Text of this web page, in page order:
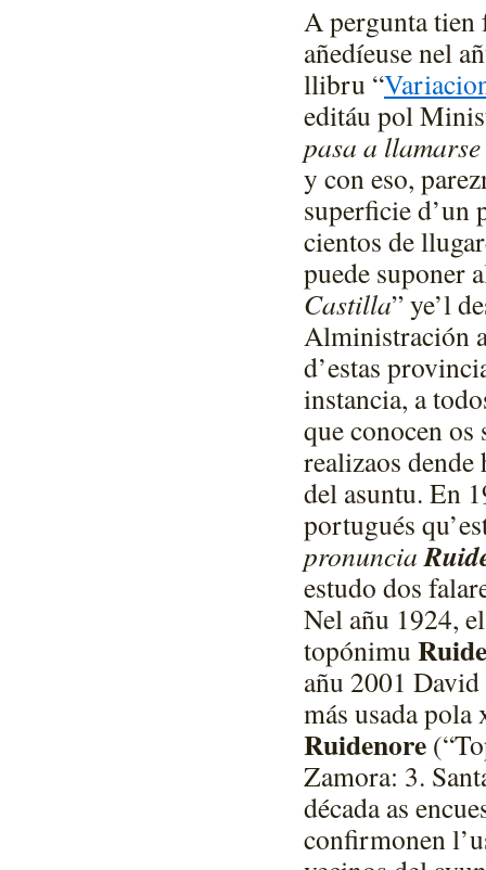
A pergunta tien
añedíeuse nel
llibru “
editáu pol
pasa a
y con eso,
superficie d’un
cientos de
puede suponer
Castilla” ye’l
Alministración
d’estas
instancia, a
que conocen os
realizaos dende
del asuntu. En
portugués
pronuncia
estudo dos
Nel añu 1924,
topónimu
añu 2001
más usada pola
Ruidenore
Zamora: 3.
década as
confirmonen